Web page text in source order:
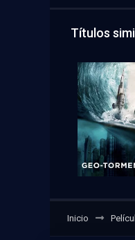
Títulos
Inicio